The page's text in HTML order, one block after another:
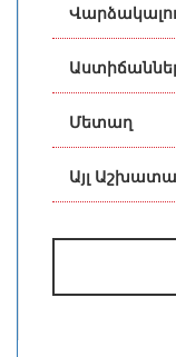
Մետաղ
Այլ